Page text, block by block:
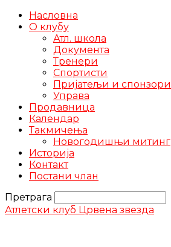
Насловна
О клубу
Атл. школа
Документа
Тренери
Спортисти
Пријатељи и спонзори
Управа
Продавница
Календар
Такмичења
Новогодишњи митинг
Историја
Контакт
Постани члан
Претрага
Атлетски клуб Црвена звезда